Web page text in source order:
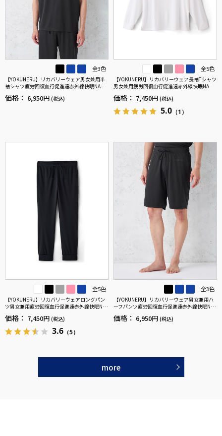
全3色
【YOKUNERU】リカバリーウェア男女兼用半
袖シャツ疲労回復血行促進遠赤外線快眠NANO
MIX(R)【一般医療機器】SS～LLサイズ
価格： 6,950円 (税込)
全5色
【YOKUNERU】リカバリーウェア長袖Tシャツ
男女兼用疲労回復血行促進遠赤外線快眠NANO
MIX(R)【一般医療機器】SS～LLサイズ
価格： 7,450円 (税込)
5.0 （1）
全5色
【YOKUNERU】リカバリーウェアロングパン
ツ男女兼用疲労回復血行促進遠赤外線快眠NA
NOMIX(R)【一般医療機器】SS～LLサイズ
価格： 7,450円 (税込)
3.6 （5）
全3色
【YOKUNERU】リカバリーウェア男女兼用ハ
ーフパンツ疲労回復血行促進遠赤外線快眠NA
NOMIX(R)【一般医療機器】SS～LLサイズ
価格： 6,950円 (税込)
more